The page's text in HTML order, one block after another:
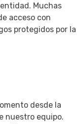
Muchas
acceso con
protegidos por la
desde la
nuestro equipo.